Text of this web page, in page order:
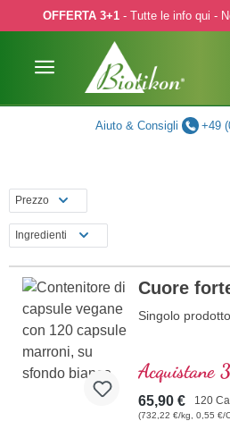
to main content
Skip to search
Skip to main navigation
OFFERTA 3+1- Tutte le info qui -
Aiuto & Consigli +49
Prezzo
Ingredienti
Cuore
Singolo
Acquistane
65,90 € 120
(732,22 €/kg, 0,55 €/